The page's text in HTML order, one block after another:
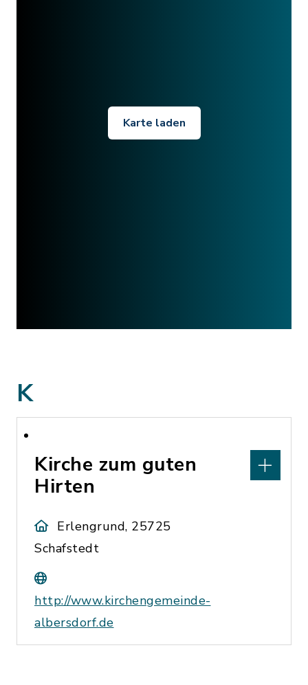
Karte laden
K
Kirche zum guten
Hirten
Erlengrund, 25725
Schafstedt
http://www.kirchengemeinde-
albersdorf.de